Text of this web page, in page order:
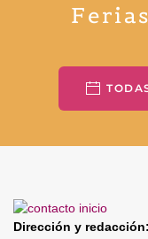
Dirección y redacción: